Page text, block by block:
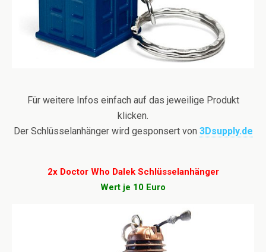
Für weitere Infos einfach auf das jeweilige Produkt
klicken.
Der Schlüsselanhänger wird gesponsert von 3Dsupply.de
2x Doctor Who Dalek Schlüsselanhänger
Wert je 10 Euro